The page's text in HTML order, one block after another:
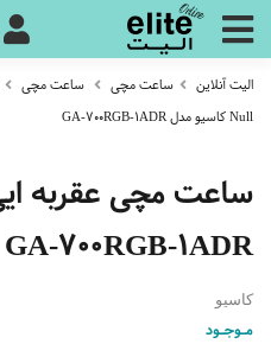
الیت آنلاین ساعت مچی ساعت مچی
Null کاسیو مدل GA-700RGB-1ADR
GA-700RGB-1ADR
کاسیو
مـوجـود